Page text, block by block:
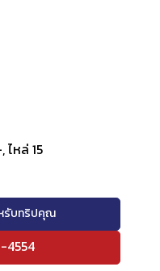
ไหล่ 15
รับทริปคุณ